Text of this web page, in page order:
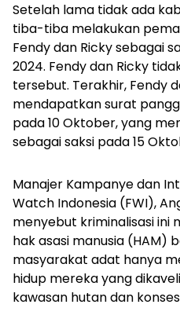
Setelah lama tidak ada
tiba-tiba melakukan
Fendy dan Ricky sebagai
2024. Fendy dan Ricky
tersebut. Terakhir, Fendy
mendapatkan surat
pada 10 Oktober, yang
sebagai saksi pada 15
Manajer Kampanye dan
Watch Indonesia (FWI),
menyebut kriminalisasi ini
hak asasi manusia (HAM)
masyarakat adat hanya
hidup mereka yang
kawasan hutan dan